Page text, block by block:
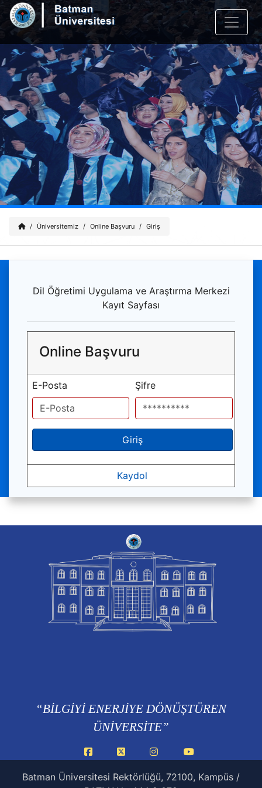
Üniversitemiz Online Başvuru Giriş
Dil Öğretimi Uygulama ve Araştırma Merkezi
Kayıt Sayfası
Online Başvuru
E-Posta Şifre
Giriş
Kaydol
“BİLGİYİ ENERJİYE DÖNÜŞTÜREN
ÜNİVERSİTE”
Facebook InstagramYouTube
Batman Üniversitesi Rektörlüğü, 72100, Kampüs /